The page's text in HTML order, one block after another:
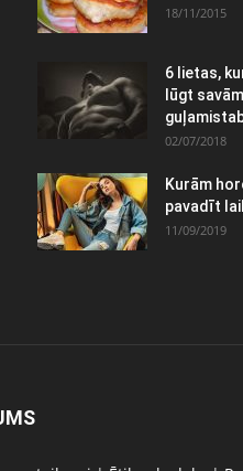
18/11/2015
6 lietas,
lūgt
02/07/2018
Kurām
pavadīt
11/09/2019